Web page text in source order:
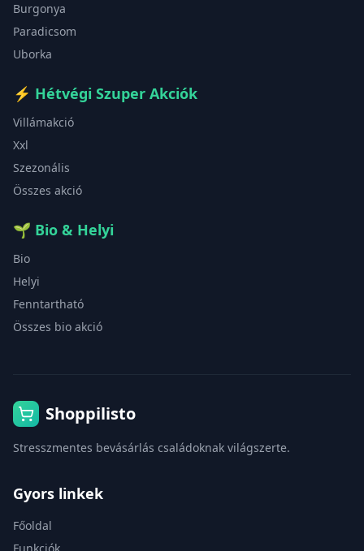
Burgonya
Paradicsom
Uborka
⚡ Hétvégi Szuper Akciók
Villámakció
Xxl
Szezonális
Összes akció
🌱 Bio & Helyi
Bio
Helyi
Fenntartható
Összes bio akció
Shoppilisto
Stresszmentes bevásárlás családoknak világszerte.
Gyors linkek
Főoldal